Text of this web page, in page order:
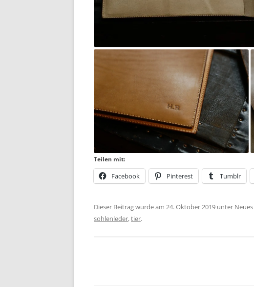
Teilen mit:
Facebook Pinterest Tumblr
Dieser Beitrag wurde am 24. Oktober 2019 unter Neues
sohlenleder,tier.